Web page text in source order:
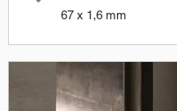
67 x 1,6 mm